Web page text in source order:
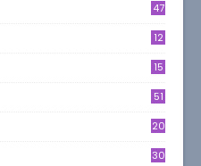
47
12
15
51
20
30